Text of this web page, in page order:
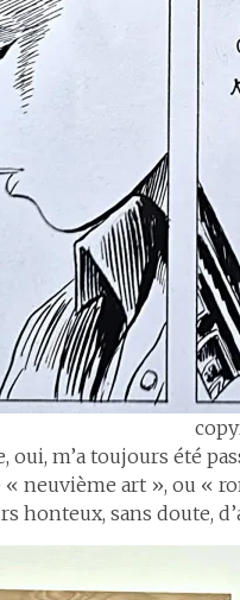
oui, m’a toujours été
neuvième art », ou «
honteux, sans doute,